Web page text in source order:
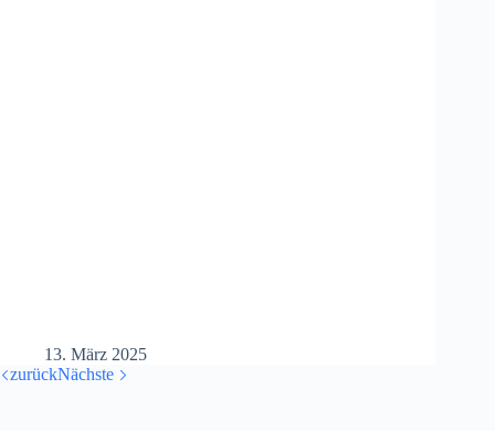
13. März 2025
zurückNächste